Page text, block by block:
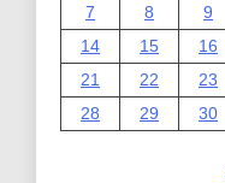
7
8 9
14
15 16
21
22 23
28
29 30